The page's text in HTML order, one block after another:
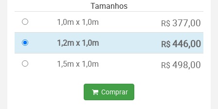
Tamanhos
1,0m x 1,0m
R$ 377,00
1,2m x 1,0m R$446,00
1,5m x 1,0m R$ 498,00
Comprar